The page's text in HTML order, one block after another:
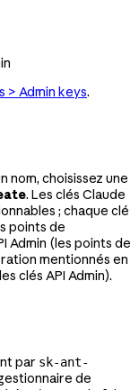
> Admin keys.
nom, choisissez une
. Les clés Claude
; chaque clé
points de
Admin (les points de
mentionnés en
clés API Admin).
par sk-ant-
de